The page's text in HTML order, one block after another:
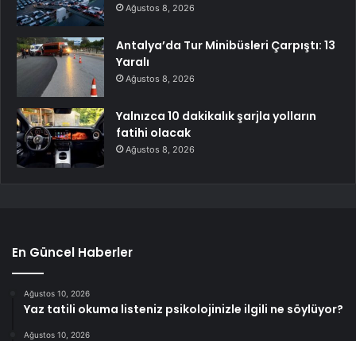
Ağustos 8, 2026
Antalya’da Tur Minibüsleri Çarpıştı: 13
Yaralı
Ağustos 8, 2026
Yalnızca 10 dakikalık şarjla yolların
fatihi olacak
Ağustos 8, 2026
En Güncel Haberler
Ağustos 10, 2026
Yaz tatili okuma listeniz psikolojinizle ilgili ne söylüyor?
Ağustos 10, 2026